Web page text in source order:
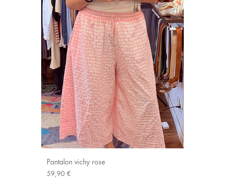
Pantalon vichy rose
Prix
59,90 €